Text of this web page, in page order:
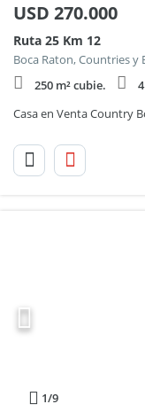
USD 270.000
Ruta 25 Km 12
Boca Raton, Countries y
250 m² cubie.
Casa en Venta Country
1/9